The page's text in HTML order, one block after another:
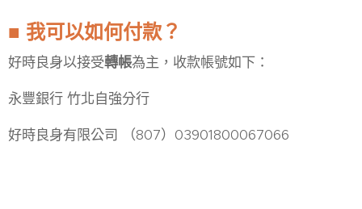
■ 我可以如何付款？
好時良身以接受轉帳為主，收款帳號如下：
永豐銀行 竹北自強分行
好時良身有限公司 （807）03901800067066